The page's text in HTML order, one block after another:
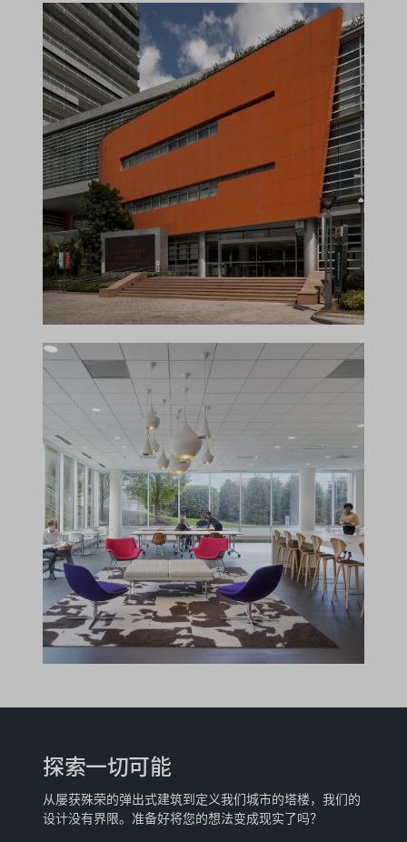
探索一切可能
从屡获殊荣的弹出式建筑到定义我们城市的塔楼，我们的
设计没有界限。准备好将您的想法变成现实了吗？